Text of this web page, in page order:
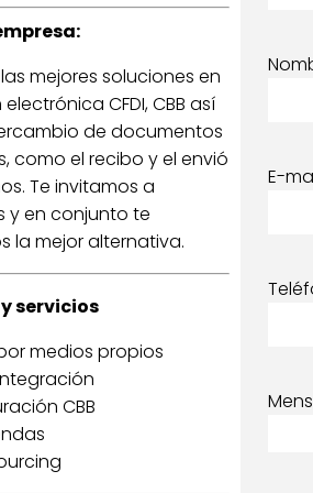
mejores soluciones en
CFDI, CBB así
de documentos
como el recibo y el envió
Te invitamos a
y en conjunto te
la mejor alternativa.
servicios
medios propios
CBB
E-